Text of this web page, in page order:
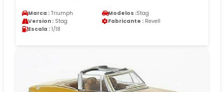
Marca : Triumph Modelos :Stag
Version : Stag Fabricante : Revell
Escala : 1/18